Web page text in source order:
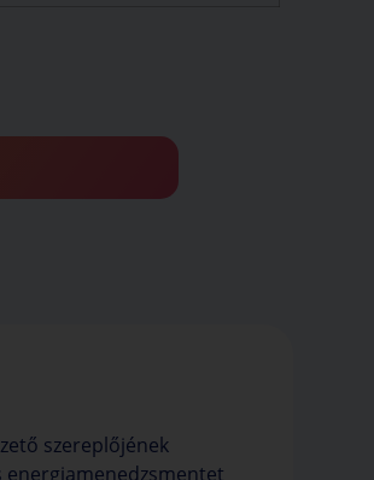
szereplőjének